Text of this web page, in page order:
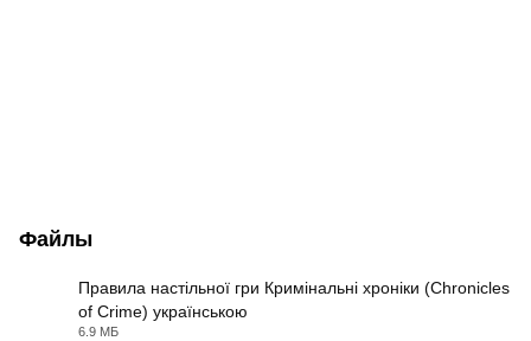
Файлы
Правила настільної гри Кримінальні хроніки (Chronicles
of Crime) українською
6.9 МБ